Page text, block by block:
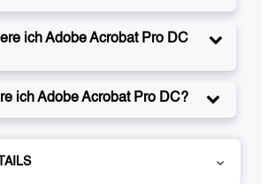
ich Adobe Acrobat Pro DC
ich Adobe Acrobat Pro DC?